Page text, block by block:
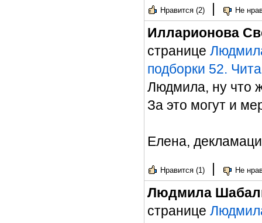
Нравится (2) | Не
Илларионова
странице
подборки 52.
Людмила, ну что
За это могут и
Елена,
Нравится (1) | Не
Людмила
странице